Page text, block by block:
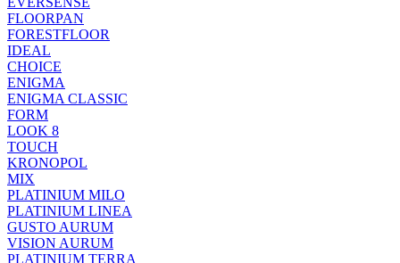
FLOORPAN
FORESTFLOOR
IDEAL
CHOICE
ENIGMA
ENIGMA CLASSIC
FORM
LOOK 8
TOUCH
KRONOPOL
MIX
PLATINIUM MILO
PLATINIUM LINEA
GUSTO AURUM
VISION AURUM
PLATINIUM TERRA